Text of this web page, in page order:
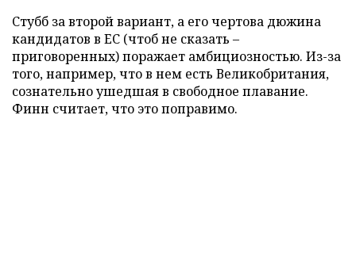
Стубб за второй вариант, а его чертова дюжина
кандидатов в ЕС (чтоб не сказать –
приговоренных) поражает амбициозностью. Из-за
того, например, что в нем есть Великобритания,
сознательно ушедшая в свободное плавание.
Финн считает, что это поправимо.